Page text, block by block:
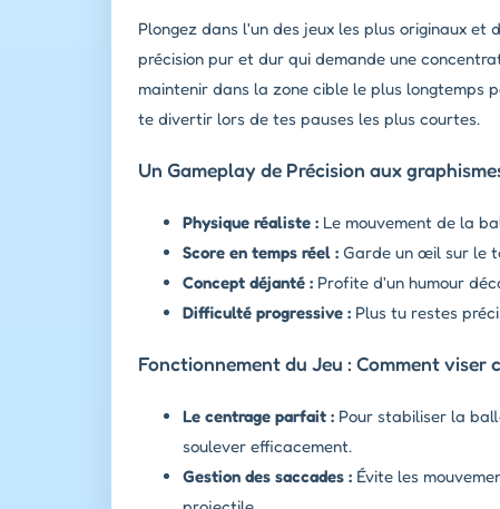
Plongez dans l'un des jeux les plus originaux et
précision pur et dur qui demande une
maintenir dans la zone cible le plus longtemps
te divertir lors de tes pauses les plus courtes.
Un Gameplay de Précision aux
Physique réaliste : Le mouvement de la
Score en temps réel : Garde un œil sur le
Concept déjanté : Profite d'un humour
Difficulté progressive : Plus tu restes
Fonctionnement du Jeu : Comment viser
Le centrage parfait : Pour stabiliser la
soulever efficacement.
Gestion des saccades : Évite les